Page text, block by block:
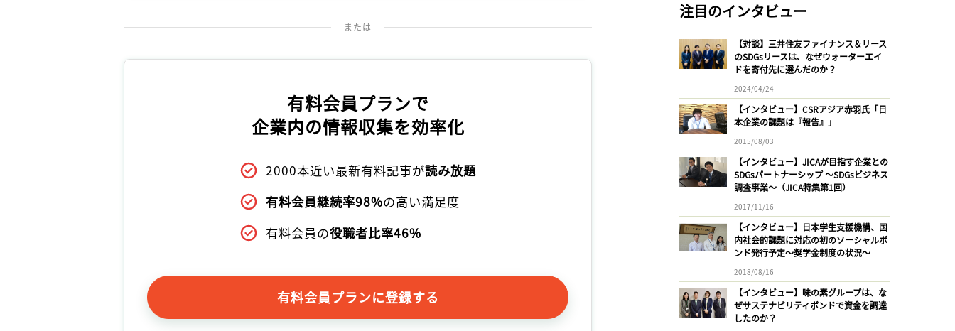
または
有料会員プランで
企業内の情報収集を効率化
2000本近い最新有料記事が読み放題
有料会員継続率98%の高い満足度
有料会員の役職者比率46%
有料会員プランに登録する
注目のインタビュー
【対談】三井住友ファイナンス＆リース
のSDGsリースは、なぜウォーターエイ
ドを寄付先に選んだのか？
2024/04/24
【インタビュー】CSRアジア赤羽氏「日
本企業の課題は『報告』」
2015/08/03
【インタビュー】JICAが目指す企業との
SDGsパートナーシップ 〜SDGsビジネス
調査事業〜（JICA特集第1回）
2017/11/16
【インタビュー】日本学生支援機構、国
内社会的課題に対応の初のソーシャルボ
ンド発行予定〜奨学金制度の状況〜
2018/08/16
【インタビュー】味の素グループは、な
ぜサステナビリティボンドで資金を調達
したのか？
ログインが必要です